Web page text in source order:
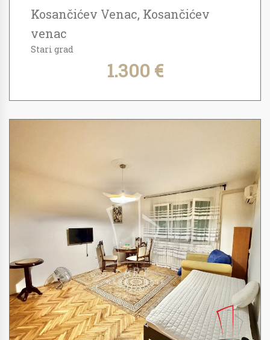
Kosančićev Venac, Kosančićev
venac
Stari grad
1.300 €